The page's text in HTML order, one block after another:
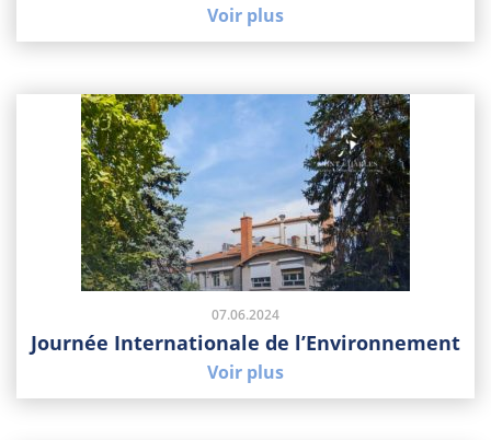
Voir plus
07.06.2024
Journée Internationale de l’Environnement
Voir plus